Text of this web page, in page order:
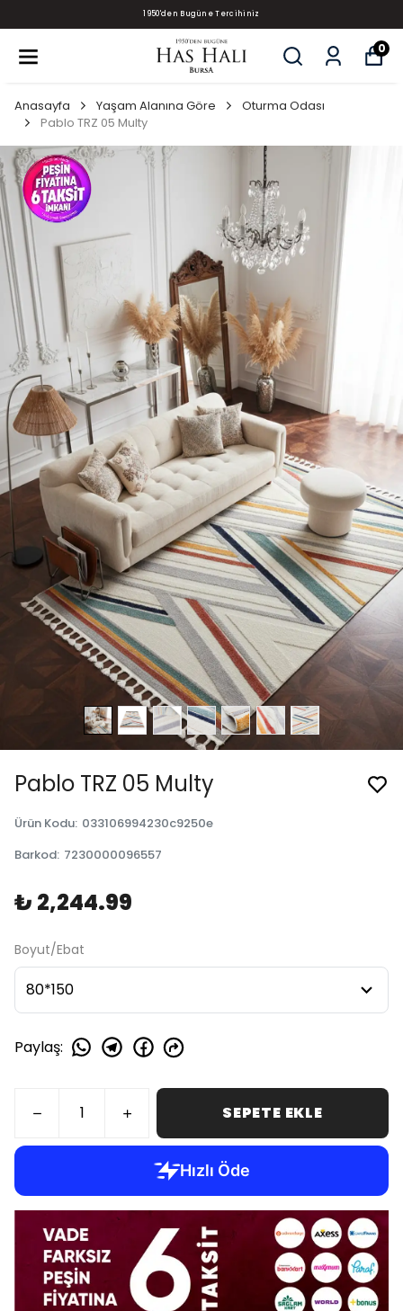
1950'den Bugüne Tercihiniz
0
Anasayfa Yaşam Alanına Göre
Oturma Odası
Pablo TRZ 05 Multy
Pablo TRZ 05 Multy
Ürün Kodu: 033106994230c9250e
Barkod: 7230000096557
₺ 2,244.99
Boyut/Ebat
Paylaş:
SEPETE EKLE